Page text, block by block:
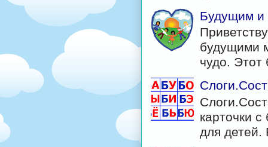
Будущим и
будущими
чудо. Этот
карточки
для детей.